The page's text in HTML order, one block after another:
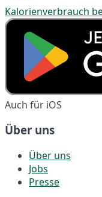
Kalorienverbrauch
Auch für iOS
Über uns
Über uns
Jobs
Presse